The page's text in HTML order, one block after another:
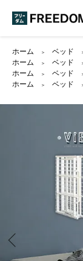
ホーム ＞ ベッド
ホーム
＞ ベッド
ホーム
＞ ベッド
ホーム
＞ ベッド